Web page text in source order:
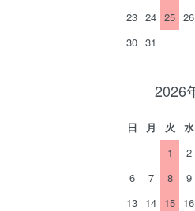
23 24 25 26
30 31
2026
日 月 火 水
1
2
6
7 8 9
13 14 15 16